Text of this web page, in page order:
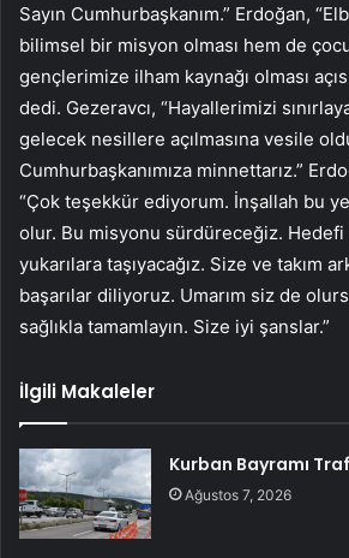
Sayın Cumhurbaşkanım.” Erdoğan,
bilimsel bir misyon olması hem de
gençlerimize ilham kaynağı olması
dedi. Gezeravcı, “Hayallerimizi
gelecek nesillere açılmasına vesile
Cumhurbaşkanımıza minnettarız.”
“Çok teşekkür ediyorum. İnşallah bu
olur. Bu misyonu sürdüreceğiz. Hedefi
yukarılara taşıyacağız. Size ve takım
başarılar diliyoruz. Umarım siz de
sağlıkla tamamlayın. Size iyi şanslar.”
İlgili Makaleler
Kurban Bayramı
Ağustos 7, 2026